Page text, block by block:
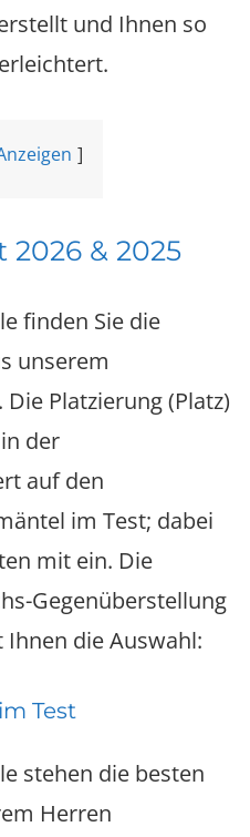
und Ihnen so
2026 & 2025
finden Sie die
unserem
Platzierung (Platz)
der
auf den
im Test; dabei
mit ein. Die
Gegenüberstellung
die Auswahl:
Test
stehen die besten
Herren